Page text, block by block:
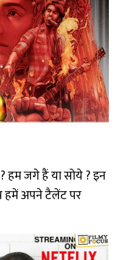
हम जगे हैं या सोये ? इन
हमें अपने टैलेंट पर